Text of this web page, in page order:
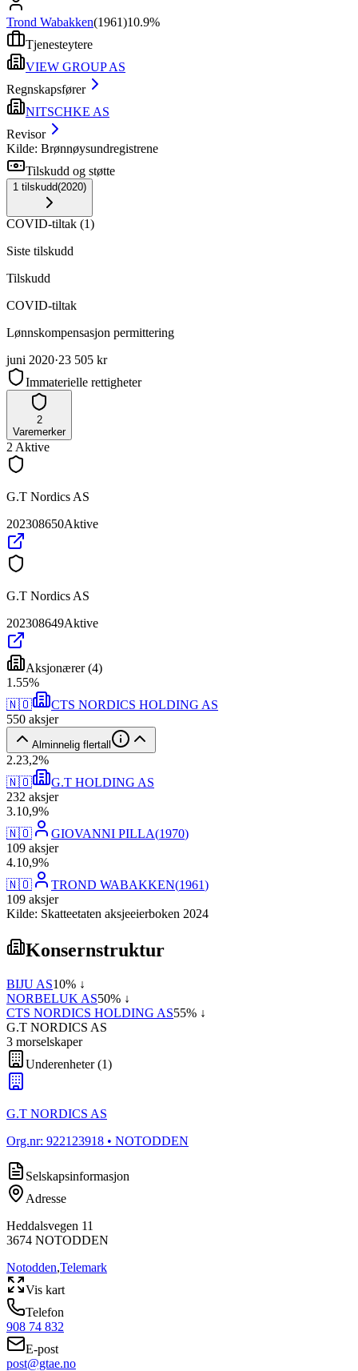
Trond Wabakken(1961)10.9%
Tjenesteytere
VIEW GROUP AS
Regnskapsfører
NITSCHKE AS
Revisor
Kilde: Brønnøysundregistrene
Tilskudd og støtte
1 tilskudd(2020)
COVID-tiltak (1)
Siste tilskudd
Tilskudd
COVID-tiltak
Lønnskompensasjon permittering
juni 2020·23 505 kr
Immaterielle rettigheter
2
Varemerker
2 Aktive
G.T Nordics AS
202308650Aktive
G.T Nordics AS
202308649Aktive
Aksjonærer(4)
1 .55%
🇳🇴
CTS NORDICS HOLDING AS
550 aksjer
Alminnelig flertall
2.23,2%
🇳🇴
G.T HOLDING AS
232 aksjer
3.10,9%
🇳🇴
GIOVANNI PILLA(1970)
109 aksjer
4.10,9%
🇳🇴
TROND WABAKKEN(1961)
109 aksjer
Kilde: Skatteetaten aksjeeierboken 2024
Konsernstruktur
BIJU AS10% ↓
NORBELUK AS50% ↓
CTS NORDICS HOLDING AS55% ↓
G.T NORDICS AS
3 morselskaper
Underenheter(1)
G.T NORDICS AS
Org.nr: 922123918 • NOTODDEN
Selskapsinformasjon
Adresse
Heddalsvegen 11
3674 NOTODDEN
Notodden,Telemark
Vis kart
Telefon
908 74 832
E-post
post@gtae.no